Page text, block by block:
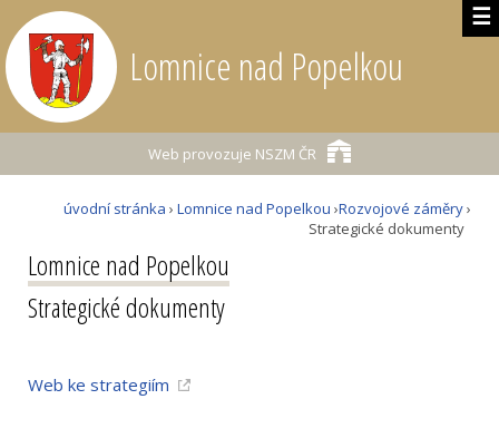
☰
Lomnice nad Popelkou
Web provozuje NSZM ČR
úvodní stránka › Lomnice nad Popelkou ›Rozvojové záměry›
Strategické dokumenty
Lomnice nad Popelkou
Strategické dokumenty
Web ke strategiím